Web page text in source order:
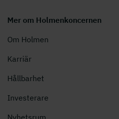
Mer om Holmenkoncernen
Om Holmen
Karriär
Hållbarhet
Investerare
Nyhetsrum